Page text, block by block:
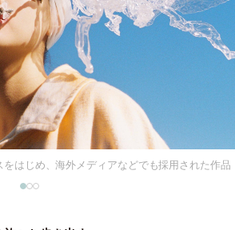
はじめ、海外メディアなどでも採用された作品
はじめ、海外メディアなどでも採用された作品